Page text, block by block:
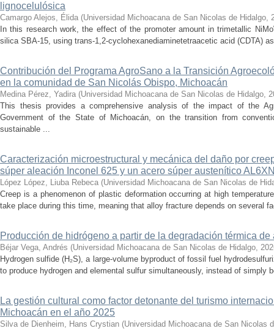
lignocelulósica
Camargo Alejos, Élida (Universidad Michoacana de San Nicolas de Hidalgo,
In this research work, the effect of the promoter amount in trimetallic
silica SBA-15, using trans-1,2-cyclohexanediaminetetraacetic acid (CDTA)
Contribución del Programa AgroSano a la Transición
en la comunidad de San Nicolás Obispo, Michoacán
Medina Pérez, Yadira (Universidad Michoacana de San Nicolas de Hidalgo,
This thesis provides a comprehensive analysis of the impact of the
Government of the State of Michoacán, on the transition from
sustainable ...
Caracterización microestructural y mecánica del daño por
súper aleación Inconel 625 y un acero súper austenítico
López López, Liuba Rebeca (Universidad Michoacana de San Nicolas de
Creep is a phenomenon of plastic deformation occurring at high
take place during this time, meaning that alloy fracture depends on several
Producción de hidrógeno a partir de la degradación térmica
Béjar Vega, Andrés (Universidad Michoacana de San Nicolas de Hidalgo,
Hydrogen sulfide (H₂S), a large-volume byproduct of fossil fuel
to produce hydrogen and elemental sulfur simultaneously, instead of simply
La gestión cultural como factor detonante del turismo
Michoacán en el año 2025
Silva de Dienheim, Hans Crystian (Universidad Michoacana de San Nicolas